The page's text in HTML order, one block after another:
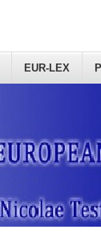
EUR-LEX